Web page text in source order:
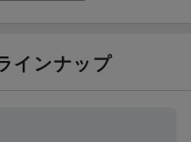
ブックス買いまわりでク
インナップ